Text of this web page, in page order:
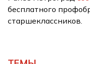
бесплатного
старшеклассников.